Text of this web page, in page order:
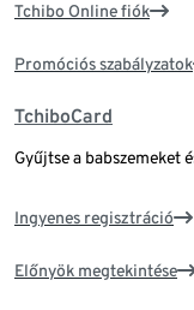
Tchibo Online fiók
Promóciós szabályzatok
TchiboCard
Gyűjtse a babszemeket
Ingyenes regisztráció
Előnyök megtekintése